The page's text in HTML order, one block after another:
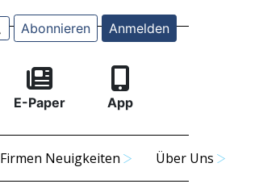
Abonnieren Anmelden
E-Paper App
Firmen Neuigkeiten Über Uns